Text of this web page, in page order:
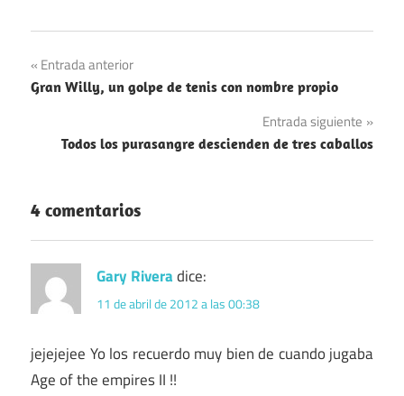
Navegación
de
entradas
Entrada anterior
Gran Willy, un golpe de tenis con nombre propio
Entrada siguiente
Todos los purasangre descienden de tres caballos
4 comentarios
Gary Riveradice:
11 de abril de 2012 a las 00:38
jejejejee Yo los recuerdo muy bien de cuando jugaba
Age of the empires II !!